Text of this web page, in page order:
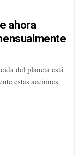
ahora
del planeta está
estas acciones